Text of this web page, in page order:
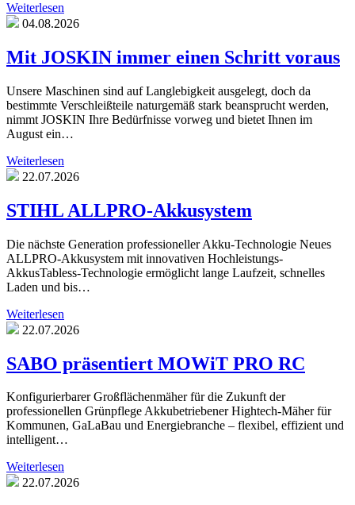
Weiterlesen
04.08.2026
Mit JOSKIN immer einen Schritt voraus
Unsere Maschinen sind auf Langlebigkeit ausgelegt, doch da
bestimmte Verschleißteile naturgemäß stark beansprucht werden,
nimmt JOSKIN Ihre Bedürfnisse vorweg und bietet Ihnen im
August ein…
Weiterlesen
22.07.2026
STIHL ALLPRO-Akkusystem
Die nächste Generation professioneller Akku-Technologie Neues
ALLPRO-Akkusystem mit innovativen Hochleistungs-
AkkusTabless-Technologie ermöglicht lange Laufzeit, schnelles
Laden und bis…
Weiterlesen
22.07.2026
SABO präsentiert MOWiT PRO RC
Konfigurierbarer Großflächenmäher für die Zukunft der
professionellen Grünpflege Akkubetriebener Hightech-Mäher für
Kommunen, GaLaBau und Energiebranche – flexibel, effizient und
intelligent…
Weiterlesen
22.07.2026